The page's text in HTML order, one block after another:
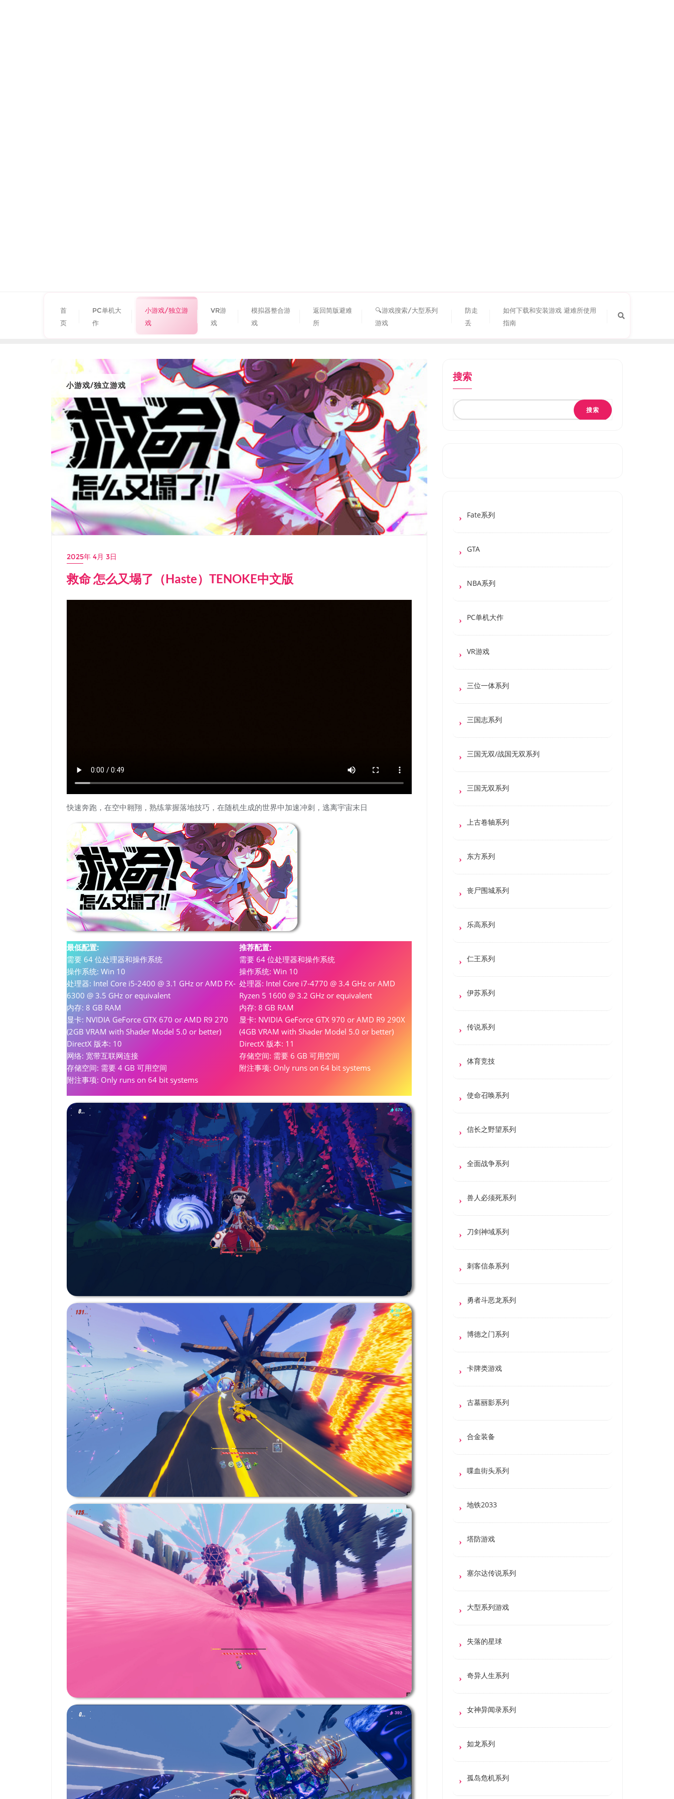
首
页
PC单机大
作
小游戏/独立游
戏
VR游
戏
模拟器整合游
戏
返回简版避难
所
🔍游戏搜索/大型系列
游戏
防走
丢
如何下载和安装游戏 避难所使用
指南
小游戏/独立游戏
2025年 4月 3日
救命 怎么又塌了（Haste）TENOKE中文版
快速奔跑，在空中翱翔，熟练掌握落地技巧，在随机生成的世界中加速冲刺，逃离宇宙末日
最低配置:
需要 64 位处理器和操作系统
操作系统: Win 10
处理器: Intel Core i5-2400 @ 3.1 GHz or AMD FX-
6300 @ 3.5 GHz or equivalent
内存: 8 GB RAM
显卡: NVIDIA GeForce GTX 670 or AMD R9 270
(2GB VRAM with Shader Model 5.0 or better)
DirectX 版本: 10
网络: 宽带互联网连接
存储空间: 需要 4 GB 可用空间
附注事项: Only runs on 64 bit systems
推荐配置:
需要 64 位处理器和操作系统
操作系统: Win 10
处理器: Intel Core i7-4770 @ 3.4 GHz or AMD
Ryzen 5 1600 @ 3.2 GHz or equivalent
内存: 8 GB RAM
显卡: NVIDIA GeForce GTX 970 or AMD R9 290X
(4GB VRAM with Shader Model 5.0 or better)
DirectX 版本: 11
存储空间: 需要 6 GB 可用空间
附注事项: Only runs on 64 bit systems
搜索
搜索
Fate系列
GTA
NBA系列
PC单机大作
VR游戏
三位一体系列
三国志系列
三国无双/战国无双系列
三国无双系列
上古卷轴系列
东方系列
丧尸围城系列
乐高系列
仁王系列
伊苏系列
传说系列
体育竞技
使命召唤系列
信长之野望系列
全面战争系列
兽人必须死系列
刀剑神域系列
刺客信条系列
勇者斗恶龙系列
博德之门系列
卡牌类游戏
古墓丽影系列
合金装备
喋血街头系列
地铁2033
塔防游戏
塞尔达传说系列
大型系列游戏
失落的星球
奇异人生系列
女神异闻录系列
如龙系列
孤岛危机系列